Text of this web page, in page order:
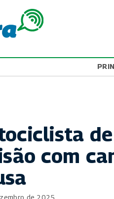
com
de 2025